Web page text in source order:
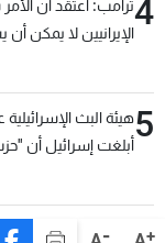
+
-
4ترامب: أعتقد أن
الإيرانيين لا يمكن
5هيئة البث
أبلغت إسرائيل أن